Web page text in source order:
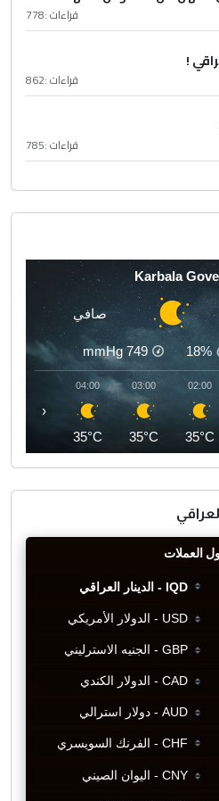
قراءات :778
!
قراءات :862
قراءات :785
Karbala
صافي
18%
749
mmHg
02:00
35°C
03:00
35°C
04:00
35°C
‹